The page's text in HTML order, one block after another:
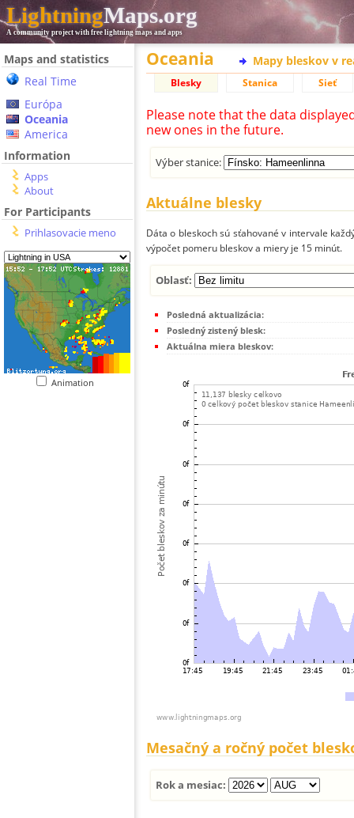
LightningMaps.org
A community project with free lightning maps and apps
Maps and statistics
Real Time
Európa
Oceania
America
Information
Apps
About
For Participants
Prihlasovacie meno
Animation
Oceania Mapy bleskov v
Blesky Stanica Sieť
Please note that the data
new ones in the future.
Výber stanice:
Aktuálne blesky
Dáta o bleskoch sú sťahované v intervale
výpočet pomeru bleskov a miery je 15 minút.
Oblasť:
Posledná aktualizácia:
Posledný zistený blesk:
Aktuálna miera bleskov:
Mesačný a ročný počet
Rok a mesiac: